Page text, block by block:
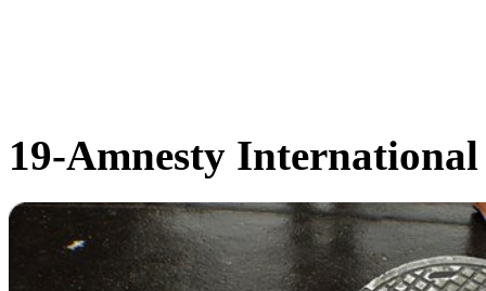
19-Amnesty International